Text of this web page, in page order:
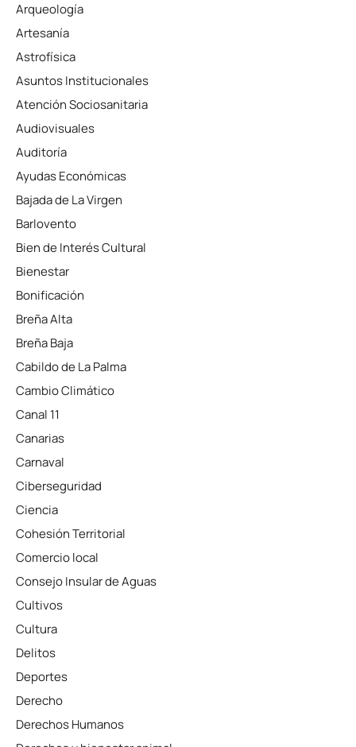
Arqueología
Artesanía
Astrofísica
Asuntos Institucionales
Atención Sociosanitaria
Audiovisuales
Auditoría
Ayudas Económicas
Bajada de La Virgen
Barlovento
Bien de Interés Cultural
Bienestar
Bonificación
Breña Alta
Breña Baja
Cabildo de La Palma
Cambio Climático
Canal 11
Canarias
Carnaval
Ciberseguridad
Ciencia
Cohesión Territorial
Comercio local
Consejo Insular de Aguas
Cultivos
Cultura
Delitos
Deportes
Derecho
Derechos Humanos